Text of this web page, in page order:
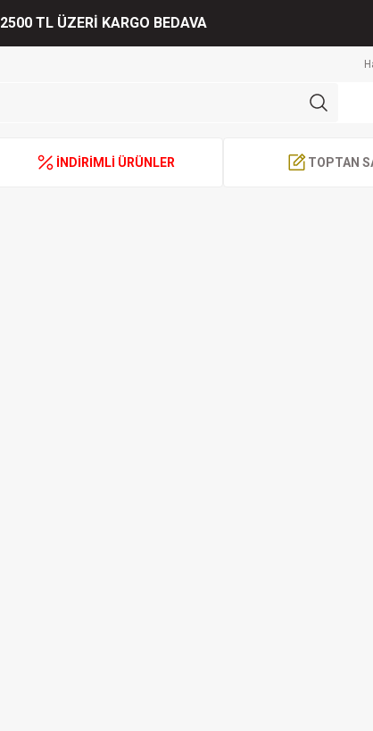
2500 TL ÜZERİ KARGO BEDAVA
İNDİRİMLİ ÜRÜNLER TOPTAN